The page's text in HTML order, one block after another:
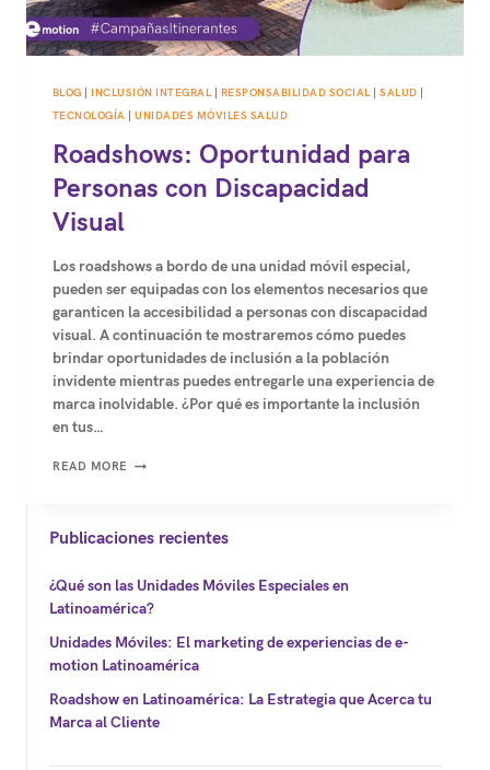
BLOG INCLUSIÓN INTEGRAL RESPONSABILIDAD SOCIAL |SALUD
TECNOLOGÍA |UNIDADES MÓVILES SALUD
Roadshows: Oportunidad para
Personas con Discapacidad
Visual
Los roadshows a bordo de una unidad móvil especial,
pueden ser equipadas con los elementos necesarios que
garanticen la accesibilidad a personas con discapacidad
visual. A continuación te mostraremos cómo puedes
brindar oportunidades de inclusión a la población
invidente mientras puedes entregarle una experiencia de
marca inolvidable. ¿Por qué es importante la inclusión
en tus…
READ MORE ROADSHOWS:
PERSONAS
DISCAPACIDAD
VISUAL
Publicaciones recientes
¿Qué son las Unidades Móviles Especiales en
Latinoamérica?
Unidades Móviles: El marketing de experiencias de e-
motion Latinoamérica
Roadshow en Latinoamérica: La Estrategia que Acerca tu
Marca al Cliente